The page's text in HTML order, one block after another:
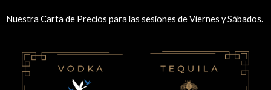
Nuestra Carta de Precios para las sesiones de Viernes y Sábados.